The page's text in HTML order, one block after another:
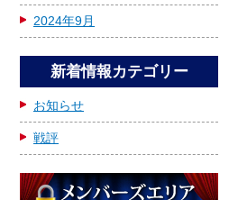
2024年9月
新着情報カテゴリー
お知らせ
戦評